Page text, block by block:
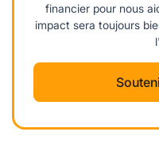
financier pour nous
impact sera toujours